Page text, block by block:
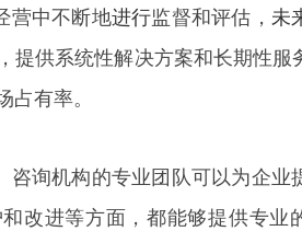
营中不断地进行监督和评估， 未
供系统性解决方案和长期性服
有率。
询机构的专业团队可以为企业
改进等方面，都能够提供专业